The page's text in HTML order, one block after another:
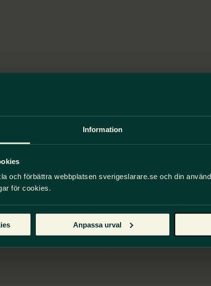
Information
och förbättra webbplatsen sverigeslarare.se och din
för cookies.
Anpassa urval